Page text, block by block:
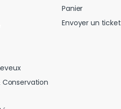
Panier
Envoyer un ticket